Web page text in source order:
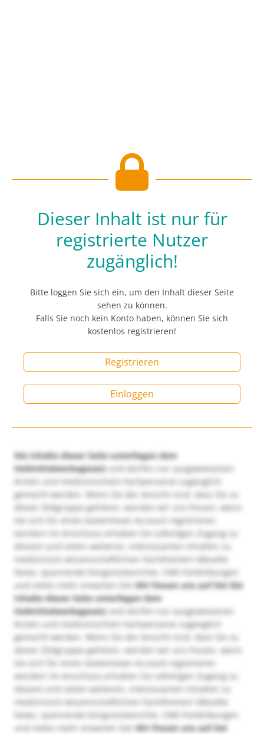
Dieser Inhalt ist nur für
registrierte Nutzer
zugänglich!
Bitte loggen Sie sich ein, um den Inhalt dieser Seite
sehen zu können.
Falls Sie noch kein Konto haben, können Sie sich
kostenlos registrieren!
Registrieren
Einloggen
Die Inhalte dieser Seite unterliegen dem
Heilmittelwerbegesetzund dürfen nur ausgewiesenen
Ärzten und medizinischem Fachpersonal zugänglich
gemacht werden. Wenn Sie der Ansicht sind, dass Sie zu
dieser Zielgruppe gehören, würden wir uns freuen, wenn
Sie sich für einen kostenlosen Account registrieren
würden! Im Anschluss erhalten Sie sofortigen Zugang zu
diesem und vielen weiteren, interessanten Inhalten zu
medizinisch-wissenschaftlichen Fachthemen! Aktuelle
News, spannende Kongressberichte, CME-Fortbildungen
und vieles mehr erwarten Sie!Wir freuen uns auf Sie! Die
Inhalte dieser Seite unterliegen dem
Heilmittelwerbegesetzund dürfen nur ausgewiesenen
Ärzten und medizinischem Fachpersonal zugänglich
gemacht werden. Wenn Sie der Ansicht sind, dass Sie zu
dieser Zielgruppe gehören, würden wir uns freuen, wenn
Sie sich für einen kostenlosen Account registrieren
würden! Im Anschluss erhalten Sie sofortigen Zugang zu
diesem und vielen weiteren, interessanten Inhalten zu
medizinisch-wissenschaftlichen Fachthemen! Aktuelle
News, spannende Kongressberichte, CME-Fortbildungen
und vieles mehr erwarten Sie!Wir freuen uns auf Sie!